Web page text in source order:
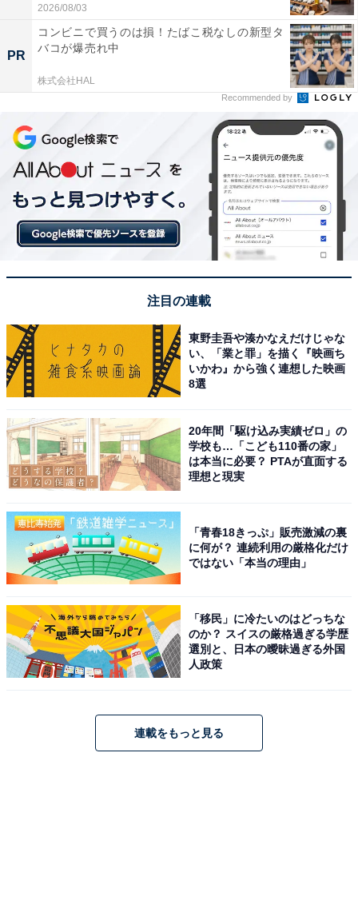
2026/08/03
PR
コンビニで買うのは損！たばこ税なしの新型タ
バコが爆売れ中
株式会社HAL
Recommended by
注目の連載
東野圭吾や湊かなえだけじゃな
い、「業と罪」を描く『映画ち
いかわ』から強く連想した映画
8選
20年間「駆け込み実績ゼロ」の
学校も…「こども110番の家」
は本当に必要？ PTAが直面する
理想と現実
「青春18きっぷ」販売激減の裏
に何が？ 連続利用の厳格化だけ
ではない「本当の理由」
「移民」に冷たいのはどっちな
のか？ スイスの厳格過ぎる学歴
選別と、日本の曖昧過ぎる外国
人政策
連載をもっと見る